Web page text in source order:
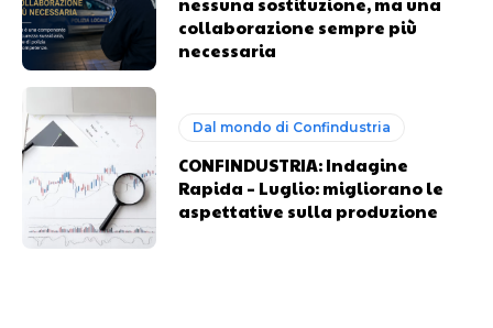
collaborazione sempre più
necessaria
Dal mondo di Confindustria
CONFINDUSTRIA: Indagine
Rapida – Luglio: migliorano le
aspettative sulla produzione